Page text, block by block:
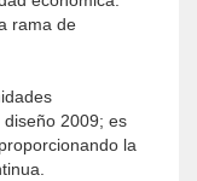
rama de
2009; es
la